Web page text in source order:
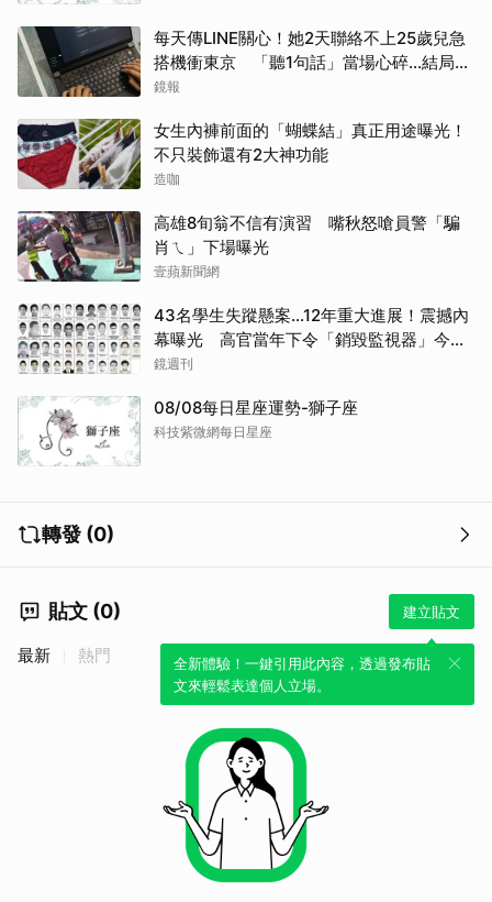
每天傳LINE關心！她2天聯絡不上25歲兒急
搭機衝東京 「聽1句話」當場心碎...結局看
哭網
鏡報
女生內褲前面的「蝴蝶結」真正用途曝光！
不只裝飾還有2大神功能
造咖
高雄8旬翁不信有演習 嘴秋怒嗆員警「騙
肖ㄟ」下場曝光
壹蘋新聞網
43名學生失蹤懸案...12年重大進展！震撼內
幕曝光 高官當年下令「銷毀監視器」今遭
逮
鏡週刊
08/08每日星座運勢-獅子座
科技紫微網每日星座
轉發 (0)
貼文 (0) 建立貼文
全新體驗！一鍵引用此內容，透過發布貼
文來輕鬆表達個人立場。
最新 熱門